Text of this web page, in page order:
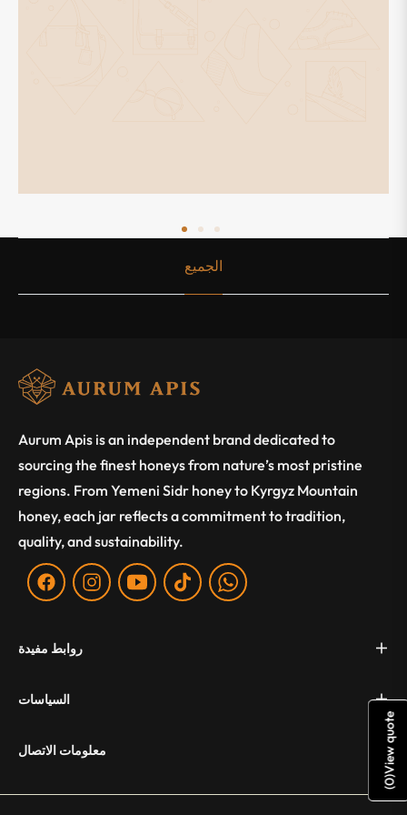
الجميع
Aurum Apis is an independent brand dedicated to
sourcing the finest honeys from nature’s most pristine
regions. From Yemeni Sidr honey to Kyrgyz Mountain
honey, each jar reflects a commitment to tradition,
quality, and sustainability.
Fb Ins You Tiktok WA
روابط مفيدة
السياسات
معلومات الاتصال
(
0
)
View quote